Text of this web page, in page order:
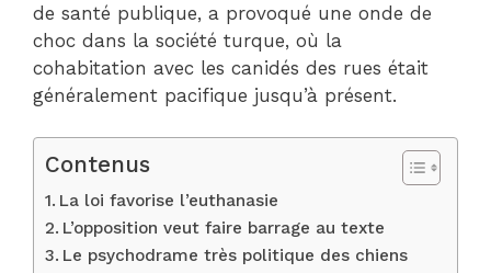
de santé publique, a provoqué une onde de
choc dans la société turque, où la
cohabitation avec les canidés des rues était
généralement pacifique jusqu’à présent.
Contenus
La loi favorise l’euthanasie
L’opposition veut faire barrage au texte
Le psychodrame très politique des chiens